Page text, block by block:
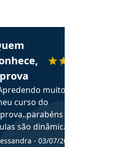
depoimento
Alessandra recomenda o Aprova
muito no
curso do
pelas
são dinâmicas e
ajudam a entender
- 03/07/2025